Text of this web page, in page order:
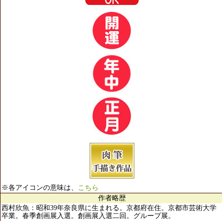
※各アイコンの意味は、 こちら
作者略歴
西村欣魚：昭和39年奈良県に生まれる。京都府在住。京都市芸術大学
卒業。春季創画展入選。創画展入選二回。グループ展。